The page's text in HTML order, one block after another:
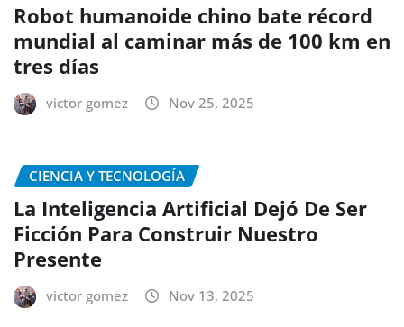
Robot humanoide chino bate récord
mundial al caminar más de 100 km en
tres días
victor gomez Nov 25, 2025
CIENCIA Y TECNOLOGÍA
La Inteligencia Artificial Dejó De Ser
Ficción Para Construir Nuestro
Presente
victor gomez Nov 13, 2025